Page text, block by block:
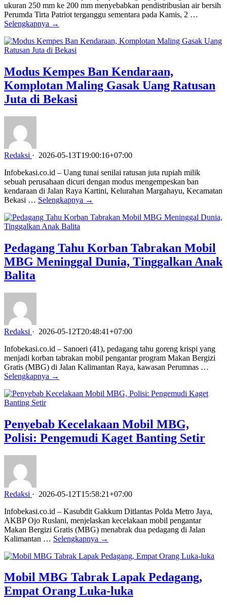
ukuran 250 mm ke 200 mm menyebabkan pendistribusian air bersih
Perumda Tirta Patriot terganggu sementara pada Kamis, 2 …
Selengkapnya →
Modus Kempes Ban Kendaraan,
Komplotan Maling Gasak Uang Ratusan
Juta di Bekasi
Redaksi · 2026-05-13T19:00:16+07:00
Infobekasi.co.id – Uang tunai senilai ratusan juta rupiah milik
sebuah perusahaan dicuri dengan modus mengempeskan ban
kendaraan di Jalan Raya Kartini, Kelurahan Margahayu, Kecamatan
Bekasi … Selengkapnya →
Pedagang Tahu Korban Tabrakan Mobil
MBG Meninggal Dunia, Tinggalkan Anak
Balita
Redaksi · 2026-05-12T20:48:41+07:00
Infobekasi.co.id – Sanoeri (41), pedagang tahu goreng krispi yang
menjadi korban tabrakan mobil pengantar program Makan Bergizi
Gratis (MBG) di Jalan Kalimantan Raya, kawasan Perumnas …
Selengkapnya →
Penyebab Kecelakaan Mobil MBG,
Polisi: Pengemudi Kaget Banting Setir
Redaksi · 2026-05-12T15:58:21+07:00
Infobekasi.co.id – Kasubdit Gakkum Ditlantas Polda Metro Jaya,
AKBP Ojo Ruslani, menjelaskan kecelakaan mobil pengantar
Makan Bergizi Gratis (MBG) menabrak dua pedagang di Jalan
Kalimantan … Selengkapnya →
Mobil MBG Tabrak Lapak Pedagang,
Empat Orang Luka-luka